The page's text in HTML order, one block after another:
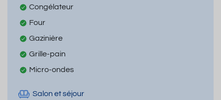
Congélateur
Four
Gazinière
Grille-pain
Micro-ondes
Salon et séjour